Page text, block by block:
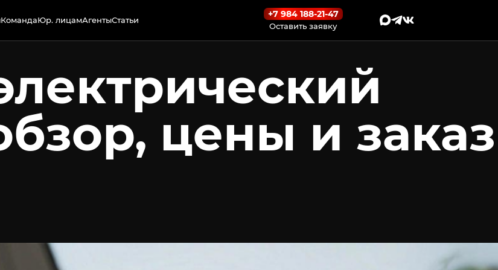
КомандаЮр. лицамАгентыСтатьи
+7 984 188-21-47
Оставить заявку
цены и заказ